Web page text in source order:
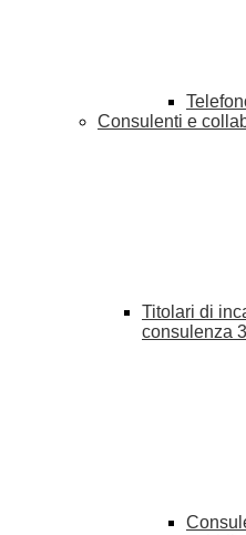
Consulenti e
Titolari di
consulenza